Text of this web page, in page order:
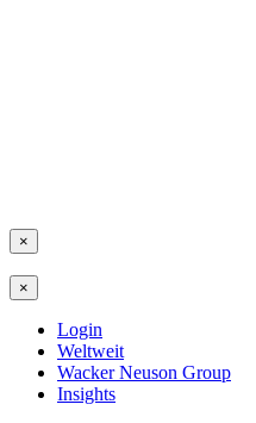
×
×
Login
Weltweit
Wacker Neuson Group
Insights